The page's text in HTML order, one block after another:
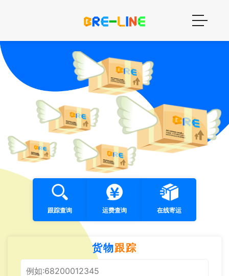
跟踪查询 运费查询 在线寄运
货物跟踪